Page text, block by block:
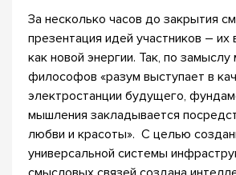
За несколько часов до закрытия
презентация идей участников –
как новой энергии. Так, по
философов «разум выступает в
электростанции будущего,
мышления закладывается
любви и красоты». С целью
универсальной системы